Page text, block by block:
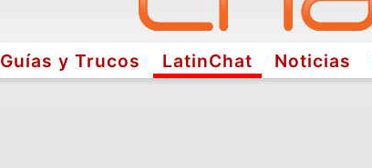
Guías y Trucos LatinChat Noticias